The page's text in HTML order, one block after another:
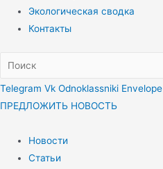
Экологическая сводка
Контакты
Telegram Vk Odnoklassniki Envelope
ПРЕДЛОЖИТЬ НОВОСТЬ
Новости
Статьи